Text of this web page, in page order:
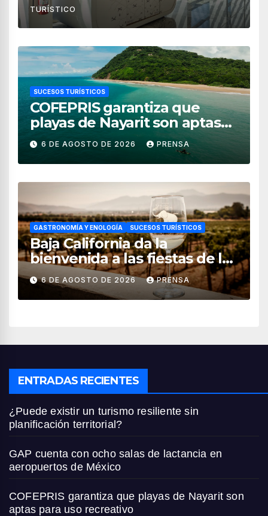
TURÍSTICO
SUCESOS TURÍSTICOS
COFEPRIS garantiza que
playas de Nayarit son aptas
para uso recreativo
6 DE AGOSTO DE 2026 PRENSA
GASTRONOMÍA Y ENOLOGÍA SUCESOS TURÍSTICOS
Baja California da la
bienvenida a las fiestas de la
vendimia 2026
6 DE AGOSTO DE 2026 PRENSA
ENTRADAS RECIENTES
¿Puede existir un turismo resiliente sin
planificación territorial?
GAP cuenta con ocho salas de lactancia en
aeropuertos de México
COFEPRIS garantiza que playas de Nayarit son
aptas para uso recreativo